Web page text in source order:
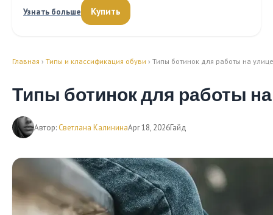
Узнать больше
Купить
Главная › Типы и классификация обуви › Типы ботинок для работы на
Типы ботинок для работы
Автор: Светлана КалининаApr 18, 2026Гайд